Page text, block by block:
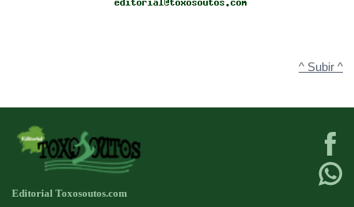
^ Subir ^
Editorial Toxosoutos.com